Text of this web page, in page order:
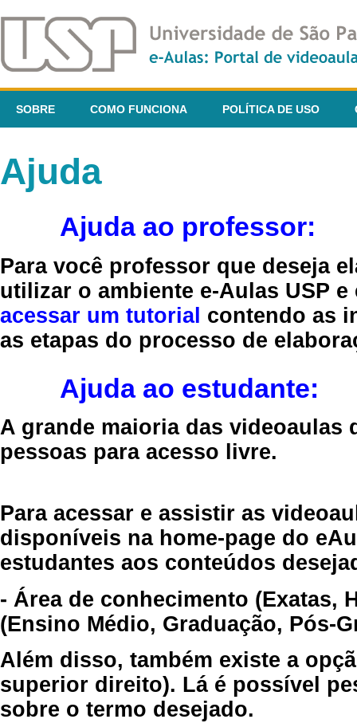
SOBRE COMO FUNCIONA POLÍTICA DE USO
Ajuda
Ajuda ao professor:
Para você professor que deseja
utilizar o ambiente e-Aulas USP
acessar um tutorial contendo as
as etapas do processo de
Ajuda ao estudante:
A grande maioria das videoaulas
pessoas para acesso livre.
Para acessar e assistir as
disponíveis na home-page do
estudantes aos conteúdos
- Área de conhecimento (Exatas,
(Ensino Médio, Graduação, Pós-
Além disso, também existe a
superior direito). Lá é possível
sobre o termo desejado.